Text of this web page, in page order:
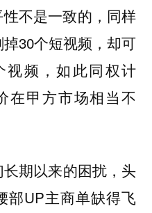
不是一致的，同样
30个短视频，却可
频，如此同权计
在甲方市场相当不
期以来的困扰，头
部UP主商单缺得飞